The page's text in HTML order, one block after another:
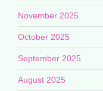
November 2025
October 2025
September 2025
August 2025